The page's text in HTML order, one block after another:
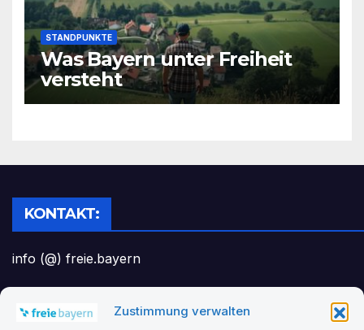
Zustimmung verwalten
STANDPUNKTE
Was Bayern unter Freiheit
versteht
KONTAKT:
info (@) freie.bayern